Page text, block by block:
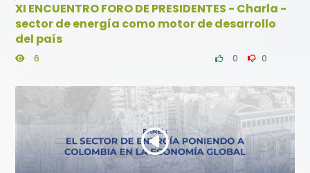
XI ENCUENTRO FORO DE PRESIDENTES - Charla -
sector de energía como motor de desarrollo
del país
6 0 0